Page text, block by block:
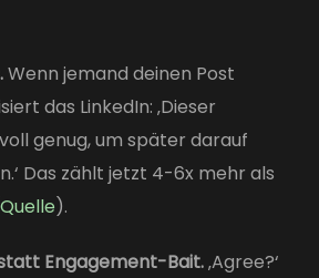
Wenn jemand deinen Post
das LinkedIn: ‚Dieser
genug, um später darauf
Das zählt jetzt 4-6x mehr als
Quelle).
Engagement-Bait.‚Agree?‘